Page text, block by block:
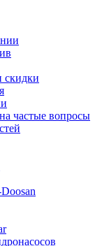
скидки
частые вопросы